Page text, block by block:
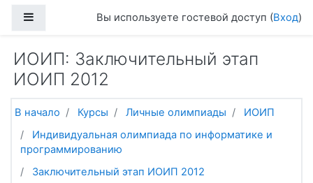
Боковая панельВы используете гостевой доступ (Вход)
ИОИП: Заключительный этап
ИОИП 2012
В начало Курсы Личные олимпиады
ИОИП
Индивидуальная олимпиада по информатике и
программированию
Заключительный этап ИОИП 2012